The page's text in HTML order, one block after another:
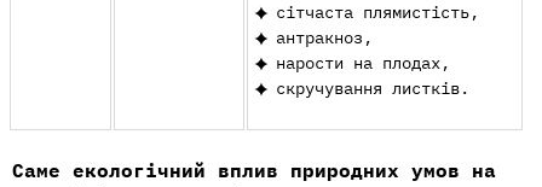
сітчаста плямистість,
антракноз,
нарости на плодах,
скручування листків.
Саме екологічний вплив природних умов на